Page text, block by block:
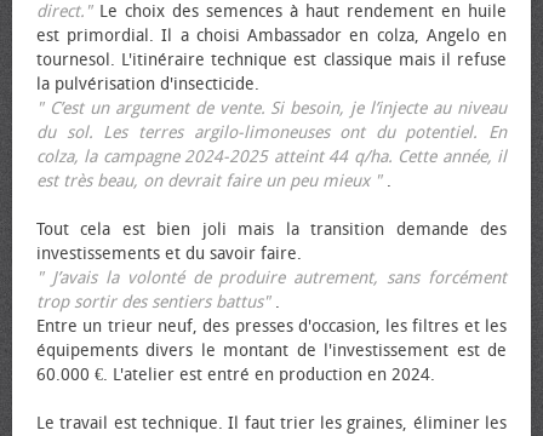
direct."Le choix des semences à haut rendement en huile
est primordial. Il a choisi Ambassador en colza, Angelo en
tournesol. L'itinéraire technique est classique mais il refuse
la pulvérisation d'insecticide.
" C’est un argument de vente. Si besoin, je l’injecte au niveau
du sol. Les terres argilo-limoneuses ont du potentiel. En
colza, la campagne 2024-2025 atteint 44 q/ha. Cette année, il
est très beau, on devrait faire un peu mieux ".
Tout cela est bien joli mais la transition demande des
investissements et du savoir faire.
" J’avais la volonté de produire autrement, sans forcément
trop sortir des sentiers battus".
Entre un trieur neuf, des presses d'occasion, les filtres et les
équipements divers le montant de l'investissement est de
60.000 €. L'atelier est entré en production en 2024.
Le travail est technique. Il faut trier les graines, éliminer les